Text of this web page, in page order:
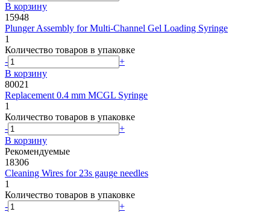
В корзину
15948
Plunger Assembly for Multi-Channel Gel Loading Syringe
1
Количество товаров в упаковке
-
+
В корзину
80021
Replacement 0.4 mm MCGL Syringe
1
Количество товаров в упаковке
-
+
В корзину
Рекомендуемые
18306
Cleaning Wires for 23s gauge needles
1
Количество товаров в упаковке
-
+